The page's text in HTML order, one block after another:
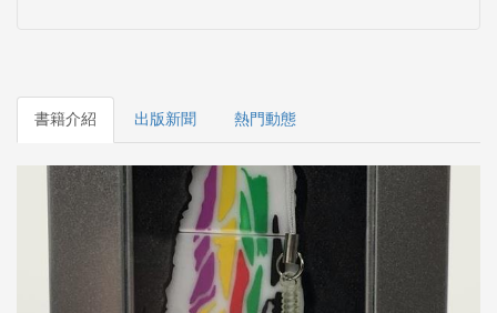
書籍介紹 出版新聞 熱門動態